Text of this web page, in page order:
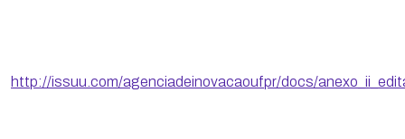
http://issuu.com/agenciadeinovacaoufpr/docs/